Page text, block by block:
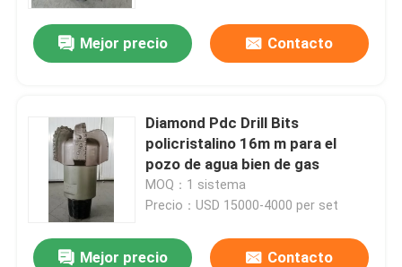
Mejor precio Contacto
Diamond Pdc Drill Bits
policristalino 16m m para el
pozo de agua bien de gas
MOQ：1 sistema
Precio：USD 15000-4000 per set
Mejor precio Contacto